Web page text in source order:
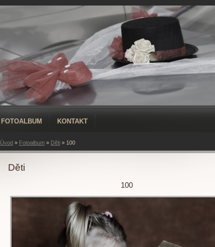
FOTOALBUM KONTAKT
Úvod » Fotoalbum » Děti » 100
Děti
100